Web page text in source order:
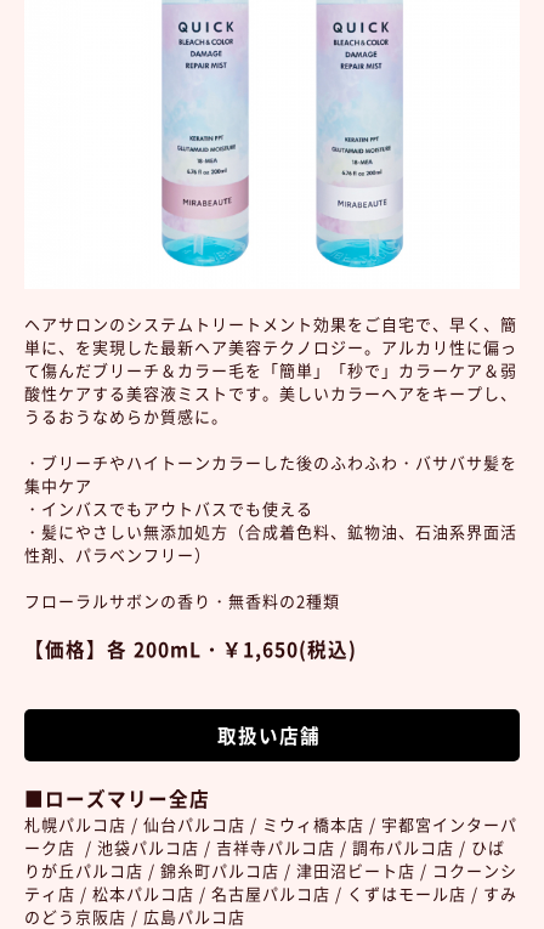
ヘアサロンのシステムトリートメント効果をご自宅で、早く、簡
単に、を実現した最新ヘア美容テクノロジー。アルカリ性に偏っ
て傷んだブリーチ＆カラー毛を「簡単」「秒で」カラーケア＆弱
酸性ケアする美容液ミストです。美しいカラーヘアをキープし、
うるおうなめらか質感に。
・ブリーチやハイトーンカラーした後のふわふわ・バサバサ髪を
集中ケア
・インバスでもアウトバスでも使える
・髪にやさしい無添加処方（合成着色料、鉱物油、石油系界面活
性剤、パラベンフリー）
フローラルサボンの香り・無香料の2種類
【価格】各 200mL・￥1,650(税込)
取扱い店舗
■ローズマリー全店
札幌パルコ店 / 仙台パルコ店 / ミウィ橋本店 / 宇都宮インターパ
ーク店 / 池袋パルコ店 / 吉祥寺パルコ店 / 調布パルコ店 / ひば
りが丘パルコ店 / 錦糸町パルコ店 / 津田沼ビート店 / コクーンシ
ティ店 / 松本パルコ店 / 名古屋パルコ店 / くずはモール店 / すみ
のどう京阪店 / 広島パルコ店